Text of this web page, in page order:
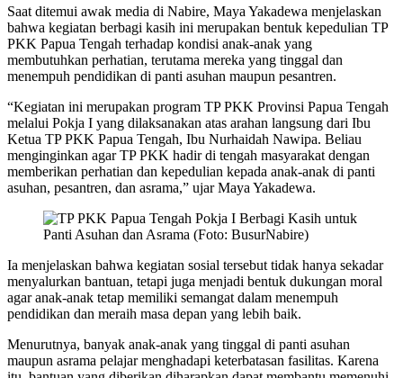
Saat ditemui awak media di Nabire, Maya Yakadewa menjelaskan
bahwa kegiatan berbagi kasih ini merupakan bentuk kepedulian TP
PKK Papua Tengah terhadap kondisi anak-anak yang
membutuhkan perhatian, terutama mereka yang tinggal dan
menempuh pendidikan di panti asuhan maupun pesantren.
“Kegiatan ini merupakan program TP PKK Provinsi Papua Tengah
melalui Pokja I yang dilaksanakan atas arahan langsung dari Ibu
Ketua TP PKK Papua Tengah, Ibu Nurhaidah Nawipa. Beliau
menginginkan agar TP PKK hadir di tengah masyarakat dengan
memberikan perhatian dan kepedulian kepada anak-anak di panti
asuhan, pesantren, dan asrama,” ujar Maya Yakadewa.
Ia menjelaskan bahwa kegiatan sosial tersebut tidak hanya sekadar
menyalurkan bantuan, tetapi juga menjadi bentuk dukungan moral
agar anak-anak tetap memiliki semangat dalam menempuh
pendidikan dan meraih masa depan yang lebih baik.
Menurutnya, banyak anak-anak yang tinggal di panti asuhan
maupun asrama pelajar menghadapi keterbatasan fasilitas. Karena